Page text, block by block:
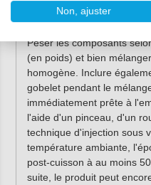
résistant à la
Peser les composants
(en poids) et bien
homogène. Inclure
gobelet pendant le
immédiatement prête à
l'aide d'un pinceau, d'un
technique d'injection sous
température ambiante,
post-cuisson à au moins
suite, le produit peut
Non, ajuster